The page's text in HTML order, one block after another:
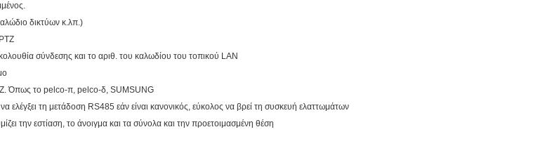
δικτύων κ.λπ.)
σύνδεσης και το αριθ. του καλωδίου του τοπικού LAN
Όπως το pelco-π, pelco-δ, SUMSUNG
τη μετάδοση RS485 εάν είναι κανονικός, εύκολος να βρεί τη συσκευή ελαττωμάτων
την εστίαση, το άνοιγμα και τα σύνολα και την προετοιμασμένη θέση